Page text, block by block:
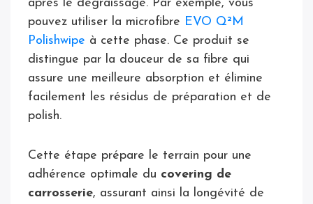
après le dégraissage. Par exemple, vous
pouvez utiliser la microfibre EVO Q²M
Polishwipe à cette phase. Ce produit se
distingue par la douceur de sa fibre qui
assure une meilleure absorption et élimine
facilement les résidus de préparation et de
polish.
Cette étape prépare le terrain pour une
adhérence optimale du covering de
carrosserie, assurant ainsi la longévité de